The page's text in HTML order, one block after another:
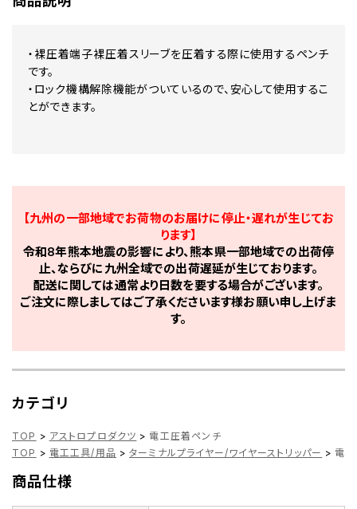
・裸圧着端子裸圧着スリーブを圧着する際に使用するペンチ
です。
・ロック機構解除機能がついているので、安心して使用するこ
とができます。
【九州の一部地域でお荷物のお届けに停止・遅れが生じてお
ります】
令和8年熊本地震の影響により、熊本県一部地域での出荷停
止、ならびに九州全域での出荷遅延が生じております。
配送に関しては通常より日数を要する場合がございます。
ご注文に際しましてはご了承くださいます様お願い申し上げま
す。
カテゴリ
TOP > アストロプロダクツ > 電工圧着ペンチ
TOP > 電工工具/用品 > ターミナルプライヤー/ワイヤーストリッパー > 電
商品仕様